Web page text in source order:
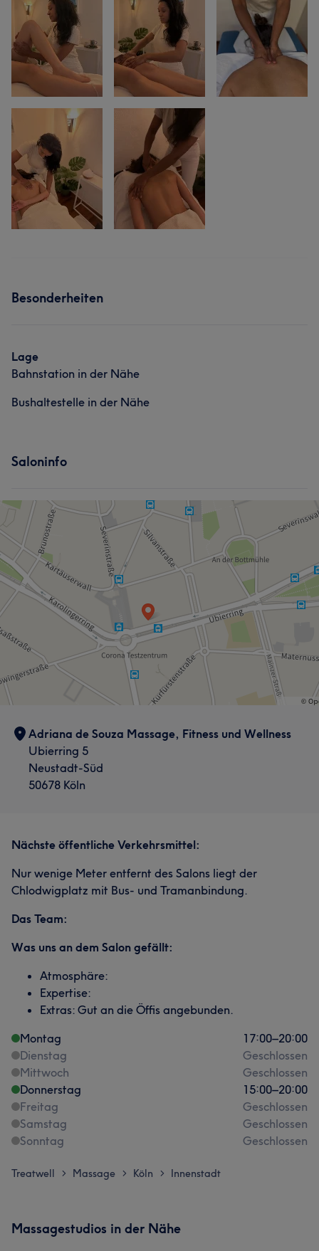
Besonderheiten
Lage
Bahnstation in der Nähe
Bushaltestelle in der Nähe
Saloninfo
Adriana de Souza Massage, Fitness und Wellness
Ubierring 5
Neustadt-Süd
50678 Köln
Nächste öffentliche Verkehrsmittel:
Nur wenige Meter entfernt des Salons liegt der
Chlodwigplatz mit Bus- und Tramanbindung.
Das Team:
Was uns an dem Salon gefällt:
Atmosphäre:
Expertise:
Extras: Gut an die Öffis angebunden.
Montag
17:00–20:00
Dienstag
Geschlossen
Mittwoch
Geschlossen
Donnerstag
15:00–20:00
Freitag
Geschlossen
Samstag
Geschlossen
Sonntag
Geschlossen
Treatwell > Massage > Köln > Innenstadt
Massagestudios in der Nähe